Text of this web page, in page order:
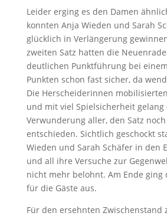
Leider erging es den Damen
konnten Anja Wieden und Sarah
glücklich in Verlängerung
zweiten Satz hatten die
deutlichen Punktführung bei
Punkten schon fast sicher, da
Die Herscheiderinnen
und mit viel Spielsicherheit gelang
Verwunderung aller, den Satz
entschieden. Sichtlich geschockt
Wieden und Sarah Schäfer in den
und all ihre Versuche zur
nicht mehr belohnt. Am Ende ging
für die Gäste aus.
Für den ersehnten Zwischenstand